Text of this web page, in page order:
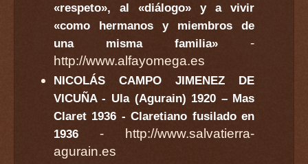
«respeto», al «diálogo» y a vivir
«como hermanos y miembros de
una misma familia» -
http://www.alfayomega.es
NICOLÁS CAMPO JIMENEZ DE
VICUÑA - Ula (Agurain) 1920 – Mas
Claret 1936 - Claretiano fusilado en
1936- http://www.salvatierra-
agurain.es